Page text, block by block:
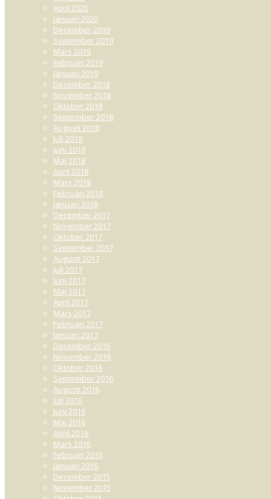
April 2020
Januari 2020
December 2019
September 2019
Mars 2019
Februari 2019
Januari 2019
December 2018
November 2018
Oktober 2018
September 2018
Augusti 2018
Juli 2018
Juni 2018
Maj 2018
April 2018
Mars 2018
Februari 2018
Januari 2018
December 2017
November 2017
Oktober 2017
September 2017
Augusti 2017
Juli 2017
Juni 2017
Maj 2017
April 2017
Mars 2017
Februari 2017
Januari 2017
December 2016
November 2016
Oktober 2016
September 2016
Augusti 2016
Juli 2016
Juni 2016
Maj 2016
April 2016
Mars 2016
Februari 2016
Januari 2016
December 2015
November 2015